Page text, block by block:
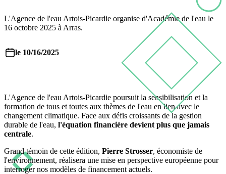
L'Agence de l'eau Artois-Picardie organise d'Académie de l'eau le
16 octobre 2025 à Arras.
le 10/16/2025
L'Agence de l'eau Artois-Picardie poursuit la sensibilisation et la
formation de tous et toutes aux thèmes de l'eau en lien avec le
changement climatique. Face aux défis croissants de la gestion
durable de l'eau, l'équation financière devient plus que jamais
centrale.
Grand témoin de cette édition, Pierre Strosser, économiste de
l'environnement, réalisera une mise en perspective européenne pour
interroger nos modèles de financement actuels.